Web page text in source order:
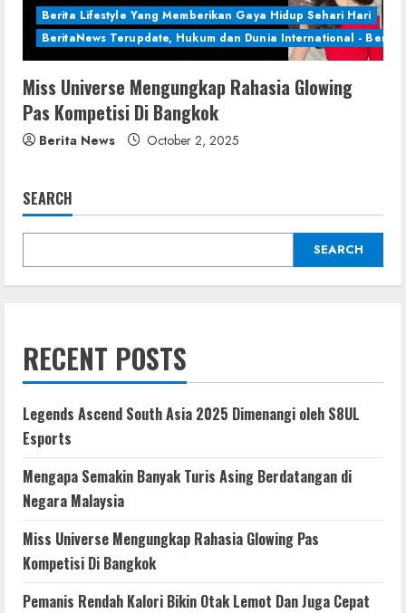
Berita Lifestyle Yang Memberikan Gaya Hidup Sehari Hari
BeritaNews Terupdate, Hukum dan Dunia International - Berita
Miss Universe Mengungkap Rahasia Glowing
Pas Kompetisi Di Bangkok
Berita News October 2, 2025
SEARCH
SEARCH
RECENT POSTS
Legends Ascend South Asia 2025 Dimenangi oleh S8UL
Esports
Mengapa Semakin Banyak Turis Asing Berdatangan di
Negara Malaysia
Miss Universe Mengungkap Rahasia Glowing Pas
Kompetisi Di Bangkok
Pemanis Rendah Kalori Bikin Otak Lemot Dan Juga Cepat